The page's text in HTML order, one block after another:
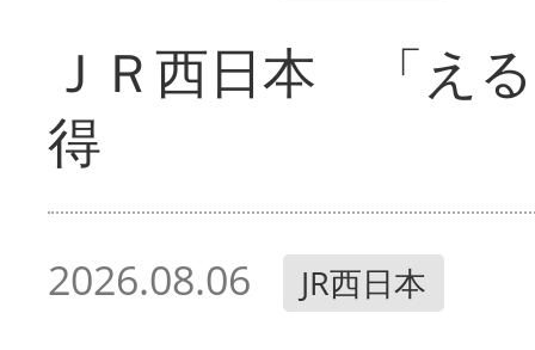
ＪＲ西日本 「え
得
2026.08.06 JR西日本